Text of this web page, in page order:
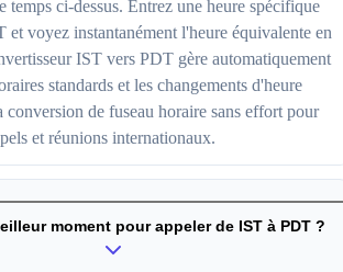
temps ci-dessus. Entrez une heure spécifique
et voyez instantanément l'heure équivalente en
IST vers PDT gère automatiquement
standards et les changements d'heure
conversion de fuseau horaire sans effort pour
et réunions internationaux.
moment pour appeler de IST à PDT ?